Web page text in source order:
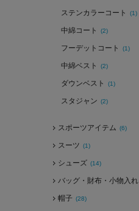
ステンカラーコート (1)
中綿コート (2)
フーデットコート (1)
中綿ベスト (2)
ダウンベスト (1)
スタジャン (2)
スポーツアイテム (6)
スーツ (1)
シューズ (14)
バッグ・財布・小物入れ
帽子 (28)